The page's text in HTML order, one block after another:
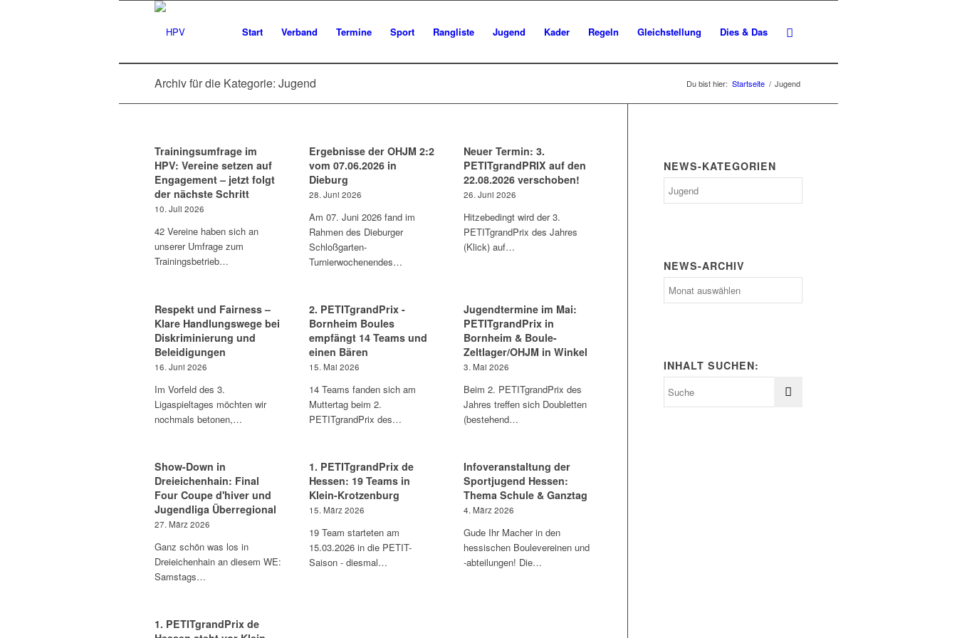
Start Verband Termine Sport Rangliste Jugend Kader Regeln Gleichstellung Dies & Das
Archiv für die Kategorie: Jugend Du bist hier: Startseite / Jugend
Trainingsumfrage im
HPV: Vereine setzen auf
Engagement – jetzt folgt
der nächste Schritt
10. Juli 2026
42 Vereine haben sich an
unserer Umfrage zum
Trainingsbetrieb…
Ergebnisse der OHJM 2:2
vom 07.06.2026 in
Dieburg
28. Juni 2026
Am 07. Juni 2026 fand im
Rahmen des Dieburger
Schloßgarten-
Turnierwochenendes…
Neuer Termin: 3.
PETITgrandPRIX auf den
22.08.2026 verschoben!
26. Juni 2026
Hitzebedingt wird der 3.
PETITgrandPrix des Jahres
(Klick) auf…
Respekt und Fairness –
Klare Handlungswege bei
Diskriminierung und
Beleidigungen
16. Juni 2026
Im Vorfeld des 3.
Ligaspieltages möchten wir
nochmals betonen,…
2. PETITgrandPrix -
Bornheim Boules
empfängt 14 Teams und
einen Bären
15. Mai 2026
14 Teams fanden sich am
Muttertag beim 2.
PETITgrandPrix des…
Jugendtermine im Mai:
PETITgrandPrix in
Bornheim & Boule-
Zeltlager/OHJM in Winkel
3. Mai 2026
Beim 2. PETITgrandPrix des
Jahres treffen sich Doubletten
(bestehend…
Show-Down in
Dreieichenhain: Final
Four Coupe d'hiver und
Jugendliga Überregional
27. März 2026
Ganz schön was los in
Dreieichenhain an diesem WE:
Samstags…
1. PETITgrandPrix de
Hessen: 19 Teams in
Klein-Krotzenburg
15. März 2026
19 Team starteten am
15.03.2026 in die PETIT-
Saison - diesmal…
Infoveranstaltung der
Sportjugend Hessen:
Thema Schule & Ganztag
4. März 2026
Gude Ihr Macher in den
hessischen Boulevereinen und
-abteilungen! Die…
1. PETITgrandPrix de
NEWS-KATEGORIEN
Kategorien
NEWS-ARCHIV
INHALT SUCHEN: